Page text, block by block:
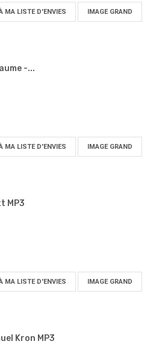
MA LISTE D'ENVIES IMAGE GRAND
-...
MA LISTE D'ENVIES IMAGE GRAND
MP3
MA LISTE D'ENVIES IMAGE GRAND
Kron MP3